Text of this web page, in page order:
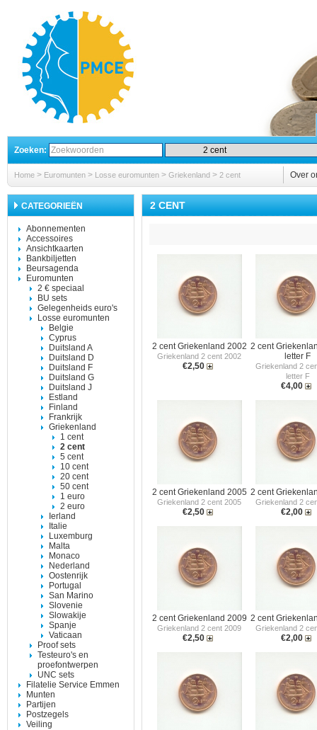
Zoeken:
Home > Euromunten > Losse euromunten > Griekenland > 2 cent Over
CATEGORIEËN
Abonnementen
Accessoires
Ansichtkaarten
Bankbiljetten
Beursagenda
Euromunten
2 € speciaal
BU sets
Gelegenheids euro's
Losse euromunten
Belgie
Cyprus
Duitsland A
Duitsland D
Duitsland F
Duitsland G
Duitsland J
Estland
Finland
Frankrijk
Griekenland
1 cent
2 cent
5 cent
10 cent
20 cent
50 cent
1 euro
2 euro
Ierland
Italie
Luxemburg
Malta
Monaco
Nederland
Oostenrijk
Portugal
San Marino
Slovenie
Slowakije
Spanje
Vaticaan
Proof sets
Testeuro's en
proefontwerpen
UNC sets
Filatelie Service Emmen
Munten
Partijen
Postzegels
Veiling
2 CENT
2 cent Griekenland 2002
Griekenland 2 cent 2002
€2,50
2 cent
letter F
Griekenland 2
letter F
€4,00
2 cent Griekenland 2005
Griekenland 2 cent 2005
€2,50
2 cent
Griekenland 2
€2,00
2 cent Griekenland 2009
Griekenland 2 cent 2009
€2,50
2 cent
Griekenland 2
€2,00